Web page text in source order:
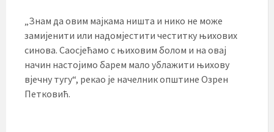
„Знам да овим мајкама ништа и нико не може
замијенити или надомјестити честитку њихових
синова. Саосјећамо с њиховим болом и на овај
начин настојимо барем мало ублажити њихову
вјечну тугу“, рекао је начелник општине Озрен
Петковић.